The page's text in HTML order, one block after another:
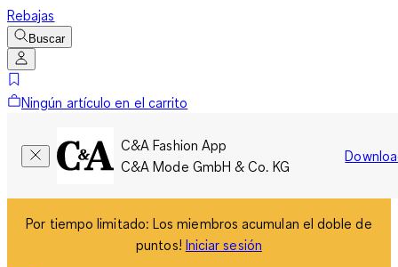
Rebajas
Buscar
Ningún artículo en el carrito
C&A Fashion App
C&A Mode GmbH & Co. KG
Por tiempo limitado: Los miembros acumulan el doble de
puntos! Iniciar sesión